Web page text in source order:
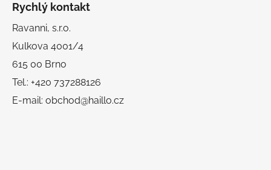
Rychlý kontakt
Ravanni, s.r.o.
Kulkova 4001/4
615 00 Brno
Tel.: +420 737288126
E-mail: obchod@haillo.cz